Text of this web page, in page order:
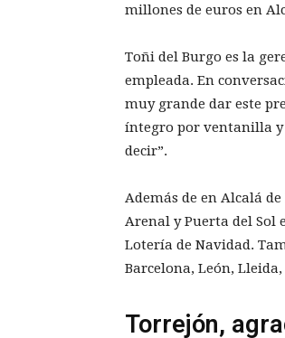
millones de euros en
Toñi del Burgo es la
empleada. En
muy grande dar este
íntegro por ventanilla y
decir”.
Además de en Alcalá
Arenal y Puerta del Sol
Lotería de Navidad.
Barcelona, León,
Torrejón,